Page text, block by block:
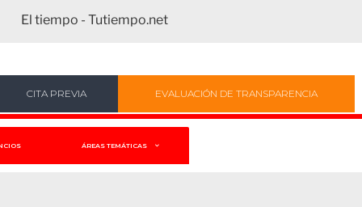
El tiempo - Tutiempo.net
CITA PREVIA EVALUACIÓN DE TRANSPARENCIA
ÁREAS TEMÁTICAS